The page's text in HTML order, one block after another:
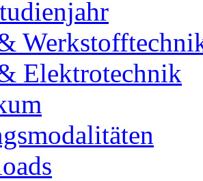
Elektrotechnik